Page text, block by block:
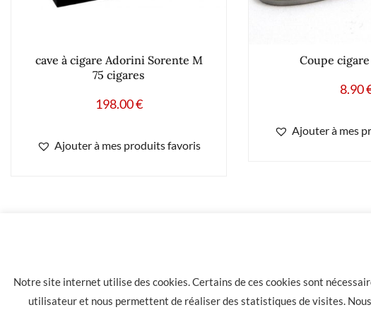
cave à cigare Adorini Sorente M
75 cigares
198.00€
Ajouter à mes produits favoris
Coupe
8.90
Ajouter à mes
Notre site internet utilise des cookies. Certains de ces cookies sont
utilisateur et nous permettent de réaliser des statistiques de visites.